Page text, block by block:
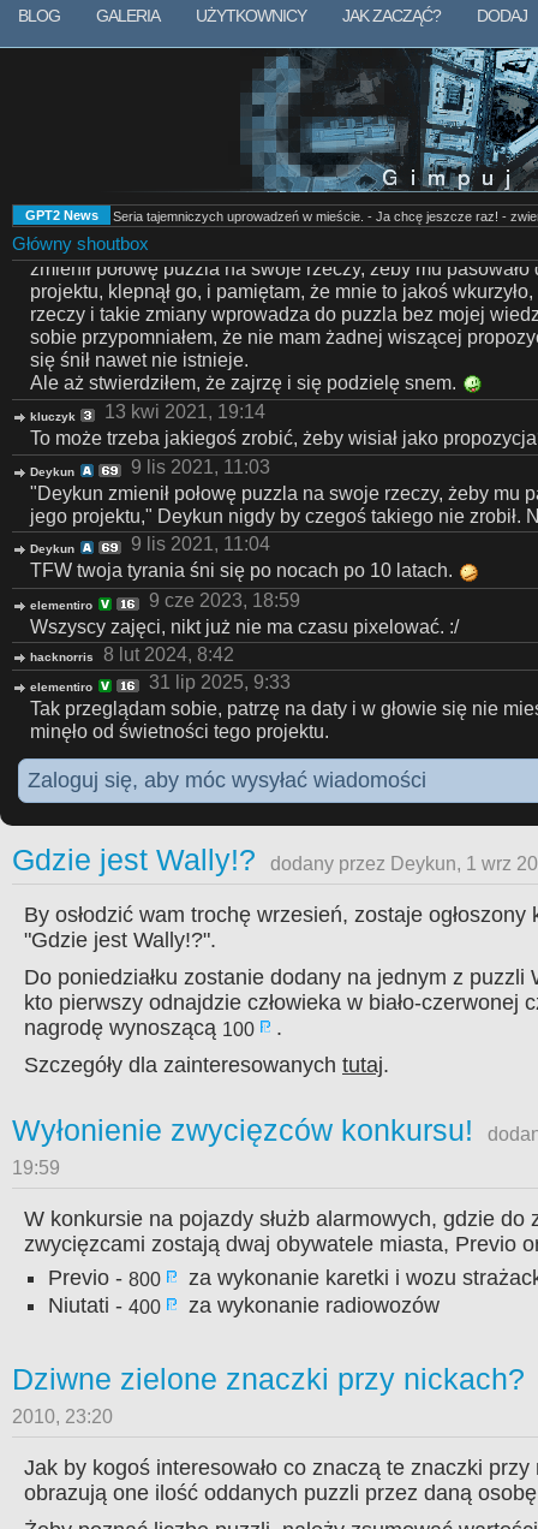
BLOG GALERIA UŻYTKOWNICY JAK ZACZĄĆ? DODAJ
GPT2 News Seria tajemniczych uprowadzeń w mieście. - Ja chcę jeszcze raz! -
Główny shoutbox
Deykun
21 lip 2020, 6:16
7 gru 2020, 22:36
niestety projekt mostu niechcący usunąłem wraz z
7 gru 2020, 22:38
jedyne miejsce gdzie może może on być jest w wiadomości
9 kwi 2021, 21:27
Śniło mi się GPT. W tym śnie przyszedłem, żeby
wisiał jako propozycja od paru miesięcy, a jak
zmienił połowę puzzla na swoje rzeczy, żeby mu
projektu, klepnął go, i pamiętam, że mnie to jakoś
rzeczy i takie zmiany wprowadza do puzzla bez mojej
sobie przypomniałem, że nie mam żadnej wiszącej
się śnił nawet nie istnieje.
Ale aż stwierdziłem, że zajrzę i się podzielę snem.
kluczyk
13 kwi 2021, 19:14
To może trzeba jakiegoś zrobić, żeby wisiał jako
Deykun
9 lis 2021, 11:03
"Deykun zmienił połowę puzzla na swoje rzeczy, żeby mu
jego projektu," Deykun nigdy by czegoś takiego nie zrobił.
Deykun
9 lis 2021, 11:04
TFW twoja tyrania śni się po nocach po 10 latach.
elementiro
9 cze 2023, 18:59
Wszyscy zajęci, nikt już nie ma czasu pixelować. :/
hacknorris 8 lut 2024, 8:42
elementiro
31 lip 2025, 9:33
Tak przeglądam sobie, patrzę na daty i w głowie się nie
minęło od świetności tego projektu.
Zaloguj się, aby móc wysyłać wiadomości
Gdzie jest Wally!? dodany przez Deykun, 1 wrz
By osłodzić wam trochę wrzesień, zostaje ogłoszony
"Gdzie jest Wally!?".
Do poniedziałku zostanie dodany na jednym z puzzli
kto pierwszy odnajdzie człowieka w biało-czerwonej
nagrodę wynoszącą 100
.
Szczegóły dla zainteresowanych tutaj.
Wyłonienie zwycięzców konkursu!
19:59
W konkursie na pojazdy służb alarmowych, gdzie do
zwycięzcami zostają dwaj obywatele miasta, Previo
Previo - 800
za wykonanie karetki i wozu
Niutati - 400 za wykonanie radiowozów
Dziwne zielone znaczki przy nickach?
2010, 23:20
Jak by kogoś interesowało co znaczą te znaczki
obrazują one ilość oddanych puzzli przez daną